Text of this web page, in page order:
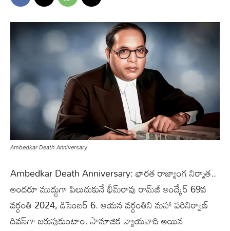
Ambedkar Death Anniversary
Ambedkar Death Anniversary: భారత రాజ్యాంగ నిర్మాత..
అందరూ ముద్దుగా పిలుచుకునే భీమ్‌రావు రామ్‌జీ అంద్కేర్‌ 69వ
వర్ధంతి 2024, డిసెంబర్‌ 6. ఆయన వర్ధంతిని మహా పరినిర్వాణ్‌
దివస్‌గా జరుపుకుంటాం. సామాజిక న్యాయవాది అయిన